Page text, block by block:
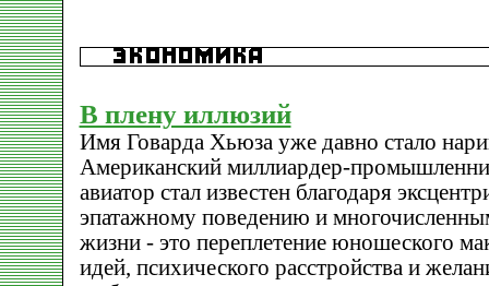
В плену иллюзий
Имя Говарда Хьюза уже давно стало
Американский миллиардер-
авиатор стал известен благодаря
эпатажному поведению и
жизни - это переплетение юношеского
идей, психического расстройства и